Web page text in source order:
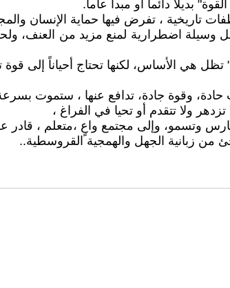
بديلاً دائماً أو مبدأً عاماً.
تاريخية ، تفرض فيها حماية الإنسان
وسيلة اضطرارية لمنع مزيد من العنف،
تظل هي الأساس، لكنها تحتاج أحياناً
حادة، وقوة جادة، تدافع عنها ، ستموت
تزدهر ولا تتقدم أو تحيا في الفراغ ،
وتسمو، وإلى مجتمع واعٍ ،متعلم ، قادر
من زبانية الجهل والهمجية القروسطية..